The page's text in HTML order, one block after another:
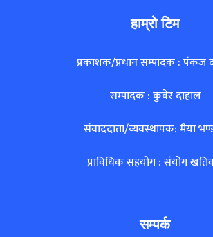
हाम्रो टिम
प्रकाशक/प्रधान सम्पादक : पंकज
सम्पादक : कुवेर दाहाल
संवाददाता/व्यवस्थापक: मैया
प्राविधिक सहयोग : संयोग
सम्पर्क